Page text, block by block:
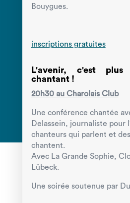
Bouygues.
inscriptions gratuites
L'avenir, c'est
chantant !
20h30 au Charolais Club
Une conférence chantée
Delassein, journaliste pour
chanteurs qui parlent et
chantent.
Avec La Grande Sophie,
Lübeck.
Une soirée soutenue par